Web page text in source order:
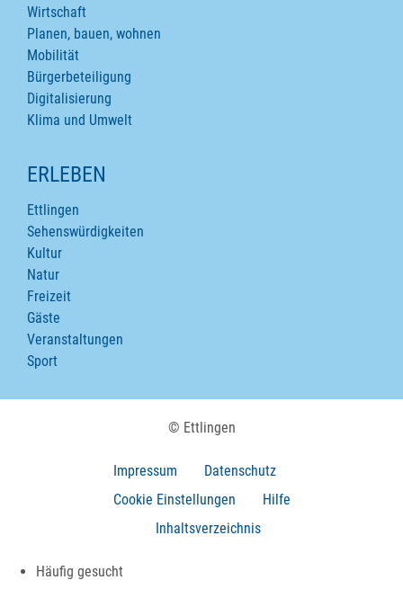
Wirtschaft
Planen, bauen, wohnen
Mobilität
Bürgerbeteiligung
Digitalisierung
Klima und Umwelt
ERLEBEN
Ettlingen
Sehenswürdigkeiten
Kultur
Natur
Freizeit
Gäste
Veranstaltungen
Sport
© Ettlingen
Impressum
Datenschutz
Cookie Einstellungen
Hilfe
Inhaltsverzeichnis
Häufig gesucht